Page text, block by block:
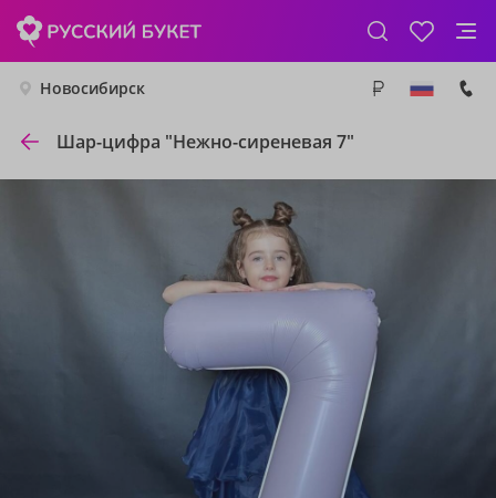
Новосибирск
Шар-цифра "Нежно-сиреневая 7"